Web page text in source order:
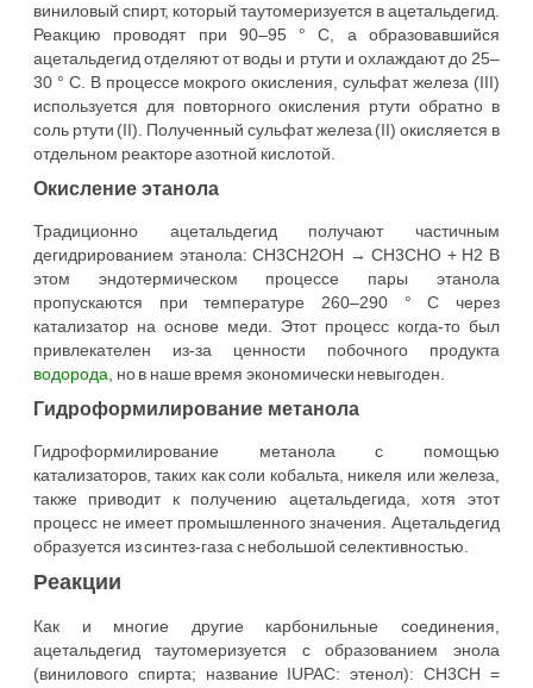
виниловый спирт, который таутомеризуется в ацетальдегид.
Реакцию проводят при 90–95 ° С, а образовавшийся
ацетальдегид отделяют от воды и ртути и охлаждают до 25–
30 ° С. В процессе мокрого окисления, сульфат железа (III)
используется для повторного окисления ртути обратно в
соль ртути (II). Полученный сульфат железа (II) окисляется в
отдельном реакторе азотной кислотой.
Окисление этанола
Традиционно ацетальдегид получают частичным
дегидрированием этанола: CH3CH2OH → CH3CHO + H2 В
этом эндотермическом процессе пары этанола
пропускаются при температуре 260–290 ° C через
катализатор на основе меди. Этот процесс когда-то был
привлекателен из-за ценности побочного продукта
водорода , но в наше время экономически невыгоден.
Гидроформилирование метанола
Гидроформилирование метанола с помощью
катализаторов, таких как соли кобальта, никеля или железа,
также приводит к получению ацетальдегида, хотя этот
процесс не имеет промышленного значения. Ацетальдегид
образуется из синтез-газа с небольшой селективностью.
Реакции
Как и многие другие карбонильные соединения,
ацетальдегид таутомеризуется с образованием энола
(винилового спирта; название IUPAC: этенол): CH3CH =